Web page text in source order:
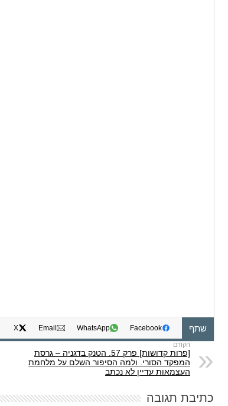
שתף Facebook
WhatsApp
Email
X
[פרות קדושות] פרק 57. הטנק בדגניה – גרסת
המפקד הסורי. ולמה הסיפור השלם על מלחמת
העצמאות עדיין לא נכתב
כתיבת תגובה